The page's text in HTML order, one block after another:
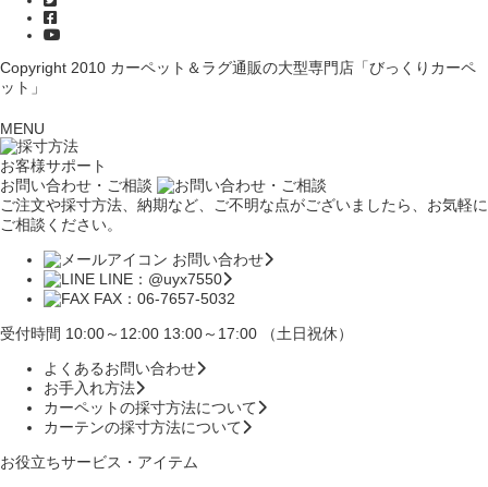
Copyright 2010 カーペット＆ラグ通販の大型専門店「びっくりカーペ
ット」
MENU
お客様サポート
お問い合わせ・ご相談
ご注文や採寸方法、納期など、ご不明な点がございましたら、お気軽に
ご相談ください。
お問い合わせ
LINE：@uyx7550
FAX：06-7657-5032
受付時間 10:00～12:00 13:00～17:00 （土日祝休）
よくあるお問い合わせ
お手入れ方法
カーペットの採寸方法について
カーテンの採寸方法について
お役立ちサービス・アイテム